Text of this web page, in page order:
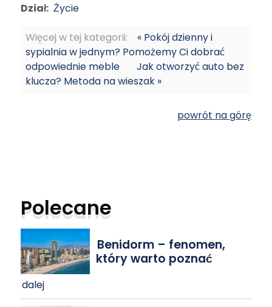
Dział: Życie
Więcej w tej kategorii:
« Pokój dzienny i
sypialnia w jednym? Pomożemy Ci dobrać
odpowiednie meble
Jak otworzyć auto bez
klucza? Metoda na wieszak »
powrót na górę
Polecane
Benidorm – fenomen,
który warto poznać
dalej